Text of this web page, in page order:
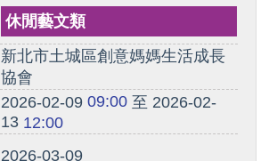
休閒藝文類
新北市土城區創意媽媽生活成長
協會
2026-02-0909:00至 2026-02-
1312:00
2026-03-09